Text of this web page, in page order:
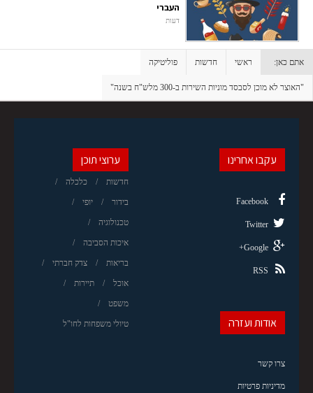
העברי
דעות
אתם כאן: ראשי חדשות פוליטיקה
"האוצר לא מוכן לסבסד מוניות השירות ב-300 מלש"ח בשנה"
ערוצי תוכן
חדשות כלכלה
בידור יופי
טכנולוגיה
איכות הסביבה
בריאות צדק חברתי
אוכל תיירות
משפט
טיולי משפחות לחו"ל
עקבו אחרינו
Facebook
Twitter
Google+
RSS
אודות ועזרה
צרו קשר
מדיניות פרטיות